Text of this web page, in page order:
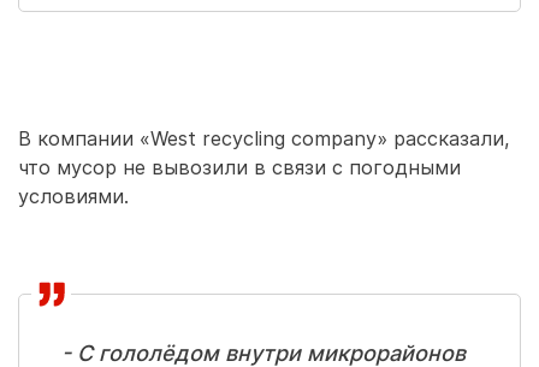
В компании «West recycling company» рассказали,
что мусор не вывозили в связи с погодными
условиями.
- С гололёдом внутри микрорайонов